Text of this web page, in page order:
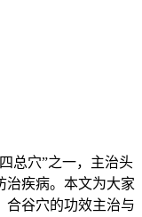
总穴”之一，主治头
治疾病。本文为大家
合谷穴的功效主治与